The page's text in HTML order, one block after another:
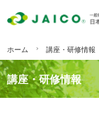
ホーム 講座・研修情報
講座・研修情報